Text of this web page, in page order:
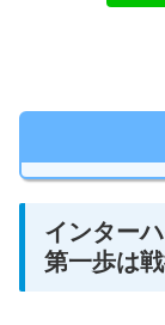
インター
第一歩は